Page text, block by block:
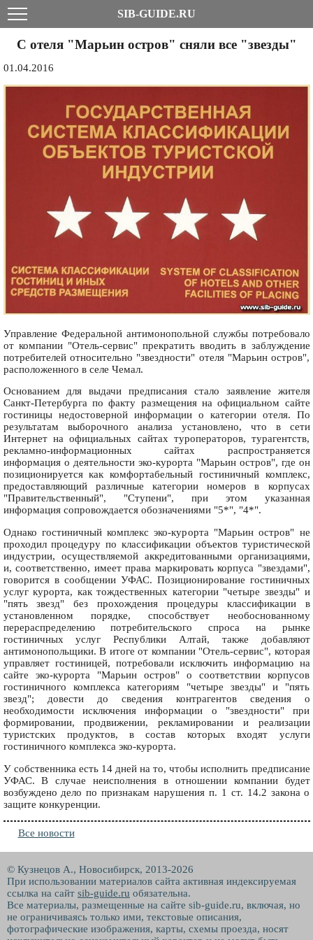
SIB-GUIDE.RU
С отеля "Марьин остров" сняли все "звезды"
01.04.2016
Управление Федеральной антимонопольной службы потребовало
от компании "Отель-сервис" прекратить вводить в заблуждение
потребителей относительно "звездности" отеля "Марьин остров",
расположенного в селе Чемал.
Основанием для выдачи предписания стало заявление жителя
Санкт-Петербурга по факту размещения на официальном сайте
гостиницы недостоверной информации о категории отеля. По
результатам выборочного анализа установлено, что в сети
Интернет на официальных сайтах туроператоров, турагентств,
рекламно-информационных сайтах распространяется
информация о деятельности эко-курорта "Марьин остров", где он
позиционируется как комфортабельный гостиничный комплекс,
предоставляющий различные категории номеров в корпусах
"Правительственный", "Ступени", при этом указанная
информация сопровождается обозначениями "5*", "4*".
Однако гостиничный комплекс эко-курорта "Марьин остров" не
проходил процедуру по классификации объектов туристической
индустрии, осуществляемой аккредитованными организациями,
и, соответственно, имеет права маркировать корпуса "звездами",
говорится в сообщении УФАС. Позиционирование гостиничных
услуг курорта, как тождественных категории "четыре звезды" и
"пять звезд" без прохождения процедуры классификации в
установленном порядке, способствует необоснованному
перераспределению потребительского спроса на рынке
гостиничных услуг Республики Алтай, также добавляют
антимонопольщики. В итоге от компании "Отель-сервис", которая
управляет гостиницей, потребовали исключить информацию на
сайте эко-курорта "Марьин остров" о соответствии корпусов
гостиничного комплекса категориям "четыре звезды" и "пять
звезд"; довести до сведения контрагентов сведения о
необходимости исключения информации о "звездности" при
формировании, продвижении, рекламировании и реализации
туристских продуктов, в состав которых входят услуги
гостиничного комплекса эко-курорта.
У собственника есть 14 дней на то, чтобы исполнить предписание
УФАС. В случае неисполнения в отношении компании будет
возбуждено дело по признакам нарушения п. 1 ст. 14.2 закона о
защите конкуренции.
Все новости
© Кузнецов А., Новосибирск, 2013-2026
При использовании материалов сайта активная индексируемая
ссылка на сайт sib-guide.ru обязательна.
Все материалы, размещенные на сайте sib-guide.ru, включая, но
не ограничиваясь только ими, текстовые описания,
фотографические изображения, карты, схемы проезда, носят